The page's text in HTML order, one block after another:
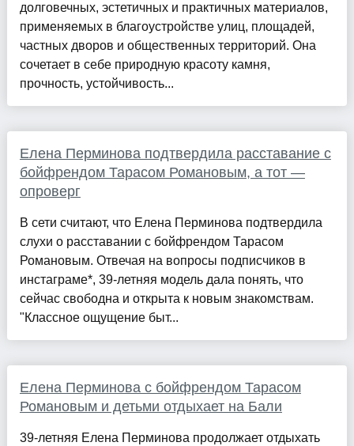
долговечных, эстетичных и практичных материалов,
применяемых в благоустройстве улиц, площадей,
частных дворов и общественных территорий. Она
сочетает в себе природную красоту камня,
прочность, устойчивость...
Елена Перминова подтвердила расставание с
бойфрендом Тарасом Романовым, а тот —
опроверг
В сети считают, что Елена Перминова подтвердила
слухи о расставании с бойфрендом Тарасом
Романовым. Отвечая на вопросы подписчиков в
инстаграме*, 39-летняя модель дала понять, что
сейчас свободна и открыта к новым знакомствам.
"Классное ощущение быт...
Елена Перминова с бойфрендом Тарасом
Романовым и детьми отдыхает на Бали
39-летняя Елена Перминова продолжает отдыхать